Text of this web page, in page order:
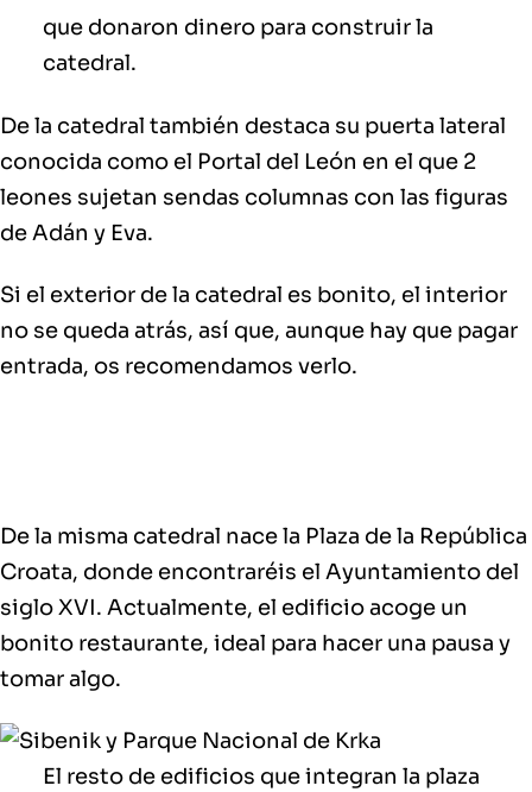
que donaron dinero para construir la
catedral.
De la catedral también destaca su puerta lateral
conocida como el Portal del León en el que 2
leones sujetan sendas columnas con las figuras
de Adán y Eva.
Si el exterior de la catedral es bonito, el interior
no se queda atrás, así que, aunque hay que pagar
entrada, os recomendamos verlo.
De la misma catedral nace la Plaza de la República
Croata, donde encontraréis el Ayuntamiento del
siglo XVI. Actualmente, el edificio acoge un
bonito restaurante, ideal para hacer una pausa y
tomar algo.
El resto de edificios que integran la plaza